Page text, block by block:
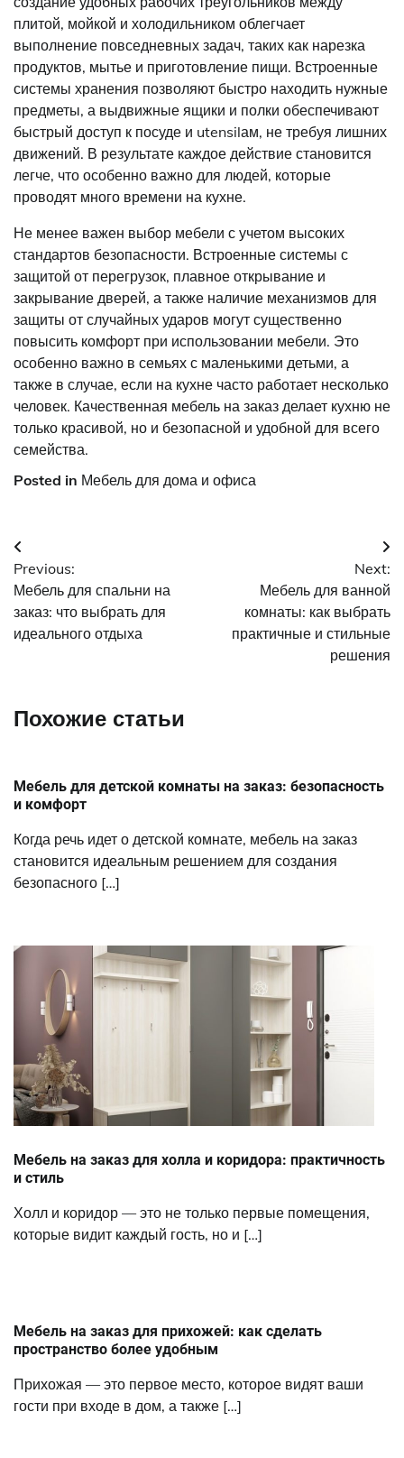
плитой, мойкой и холодильником облегчает
выполнение повседневных задач, таких как нарезка
продуктов, мытье и приготовление пищи. Встроенные
системы хранения позволяют быстро находить нужные
предметы, а выдвижные ящики и полки обеспечивают
быстрый доступ к посуде и utensilам, не требуя лишних
движений. В результате каждое действие становится
легче, что особенно важно для людей, которые
проводят много времени на кухне.
Не менее важен выбор мебели с учетом высоких
стандартов безопасности. Встроенные системы с
защитой от перегрузок, плавное открывание и
закрывание дверей, а также наличие механизмов для
защиты от случайных ударов могут существенно
повысить комфорт при использовании мебели. Это
особенно важно в семьях с маленькими детьми, а
также в случае, если на кухне часто работает несколько
человек. Качественная мебель на заказ делает кухню не
только красивой, но и безопасной и удобной для всего
семейства.
Posted in Мебель для дома и офиса
Навигация
по
записям
Previous:
Мебель для спальни на
заказ: что выбрать для
идеального отдыха
Next:
Мебель для ванной
комнаты: как выбрать
практичные и стильные
решения
Похожие статьи
Мебель для детской комнаты на заказ: безопасность
и комфорт
Когда речь идет о детской комнате, мебель на заказ
становится идеальным решением для создания
безопасного […]
Мебель на заказ для холла и коридора: практичность
и стиль
Холл и коридор — это не только первые помещения,
которые видит каждый гость, но и […]
Мебель на заказ для прихожей: как сделать
пространство более удобным
Прихожая — это первое место, которое видят ваши
гости при входе в дом, а также […]